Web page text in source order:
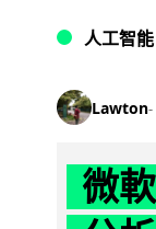
人工智能
Lawton
微